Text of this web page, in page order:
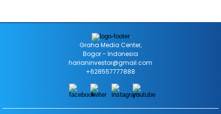
Graha Media Center,
Bogor - Indonesia
harianinvestor@gmail.com
+628557777888